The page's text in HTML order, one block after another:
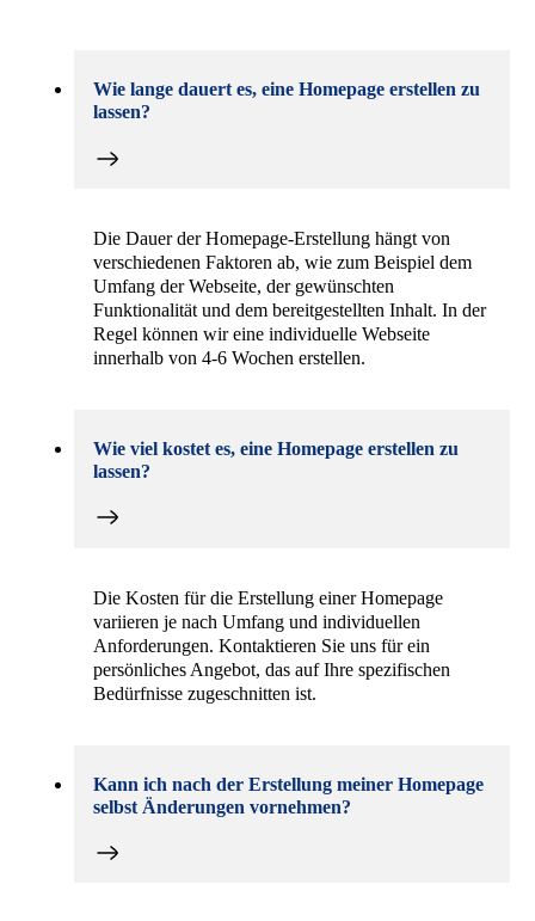
Wie lange dauert es, eine Homepage erstellen zu
lassen?
Die Dauer der Homepage-Erstellung hängt von
verschiedenen Faktoren ab, wie zum Beispiel dem
Umfang der Webseite, der gewünschten
Funktionalität und dem bereitgestellten Inhalt. In der
Regel können wir eine individuelle Webseite
innerhalb von 4-6 Wochen erstellen.
Wie viel kostet es, eine Homepage erstellen zu
lassen?
Die Kosten für die Erstellung einer Homepage
variieren je nach Umfang und individuellen
Anforderungen. Kontaktieren Sie uns für ein
persönliches Angebot, das auf Ihre spezifischen
Bedürfnisse zugeschnitten ist.
Kann ich nach der Erstellung meiner Homepage
selbst Änderungen vornehmen?